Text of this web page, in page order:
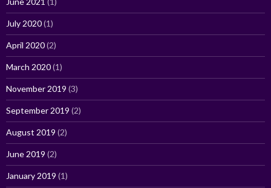
July 2020(1)
April 2020(2)
March 2020(1)
November 2019 (3)
September 2019 (2)
August 2019 (2)
June 2019 (2)
January 2019 (1)